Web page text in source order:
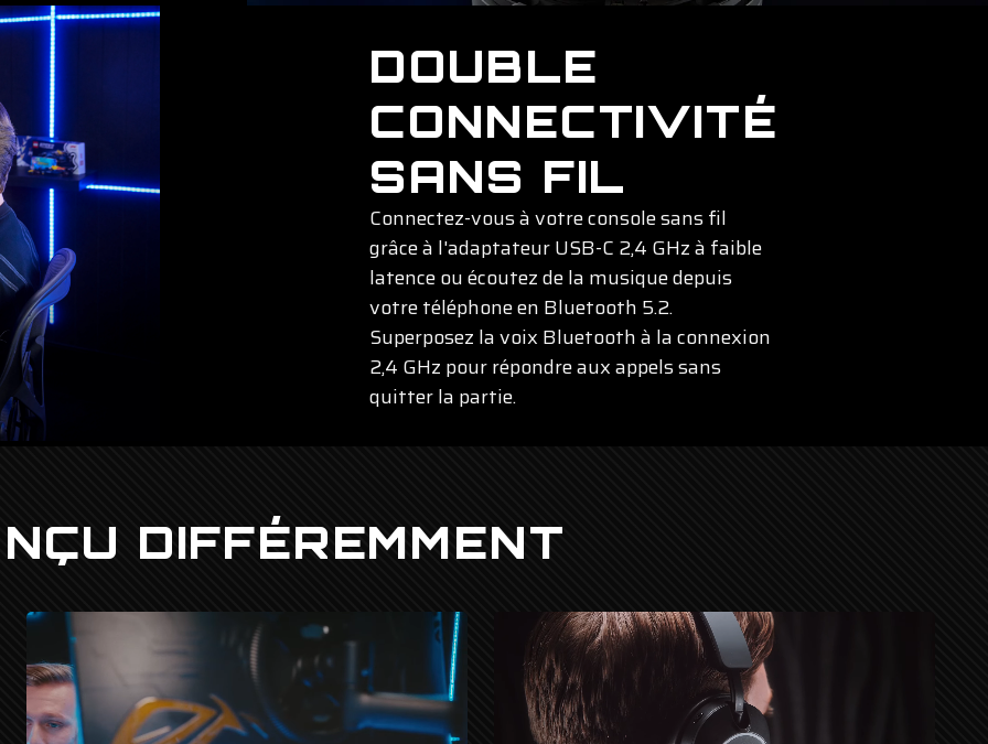
DOUBLE
CONNECTIVITÉ
SANS FIL
Connectez-vous à votre console sans fil
grâce à l'adaptateur USB-C 2,4 GHz à faible
latence ou écoutez de la musique depuis
votre téléphone en Bluetooth 5.2.
Superposez la voix Bluetooth à la connexion
2,4 GHz pour répondre aux appels sans
quitter la partie.
DIFFÉREMMENT